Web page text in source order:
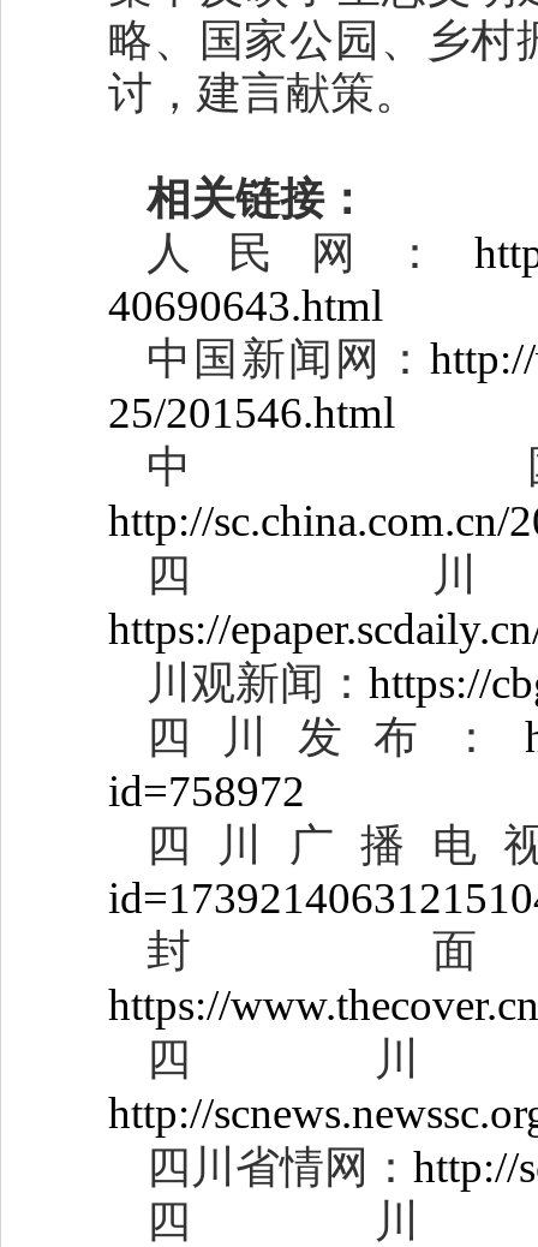
略、国家公园、乡村
讨，建言献策。
相关链接：
人民网：
40690643.html
中国新闻网：
25/201546.html
中
http://sc.china.com.cn/
四
https://
川观新闻： https://
四川发布：
id=758972
四川广播电
封
https://
四
http://
四川省情网： http://
四